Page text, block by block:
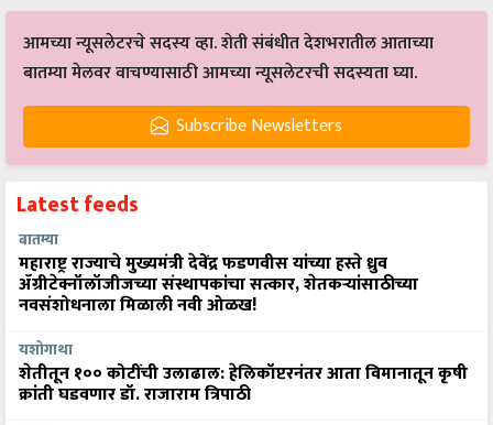
आमच्या न्यूसलेटरचे सदस्य व्हा. शेती संबंधीत देशभरातील आताच्या
बातम्या मेलवर वाचण्यासाठी आमच्या न्यूसलेटरची सदस्यता घ्या.
Subscribe Newsletters
Latest feeds
बातम्या
महाराष्ट्र राज्याचे मुख्यमंत्री देवेंद्र फडणवीस यांच्या हस्ते ध्रुव
ॲग्रीटेक्नॉलॉजीजच्या संस्थापकांचा सत्कार, शेतकऱ्यांसाठीच्या
नवसंशोधनाला मिळाली नवी ओळख!
यशोगाथा
शेतीतून १०० कोटींची उलाढाल: हेलिकॉप्टरनंतर आता विमानातून कृषी
क्रांती घडवणार डॉ. राजाराम त्रिपाठी